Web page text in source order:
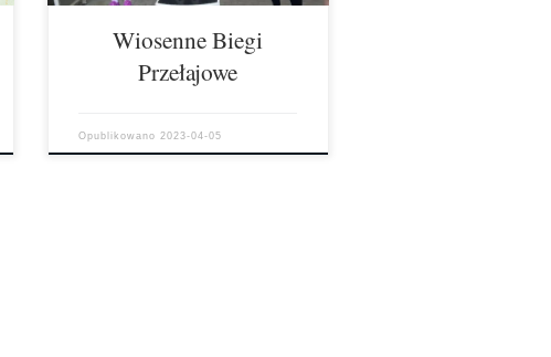
Ponadpodstawowych […]
Wiosenne Biegi
Przełajowe
Opublikowano 2023-04-05